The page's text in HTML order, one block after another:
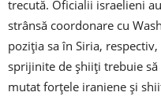
trecută. Oficialii israelieni
strânsă coordonare cu
poziția sa în Siria,
sprijinite de șhiiți trebuie să
mutat forțele iraniene și